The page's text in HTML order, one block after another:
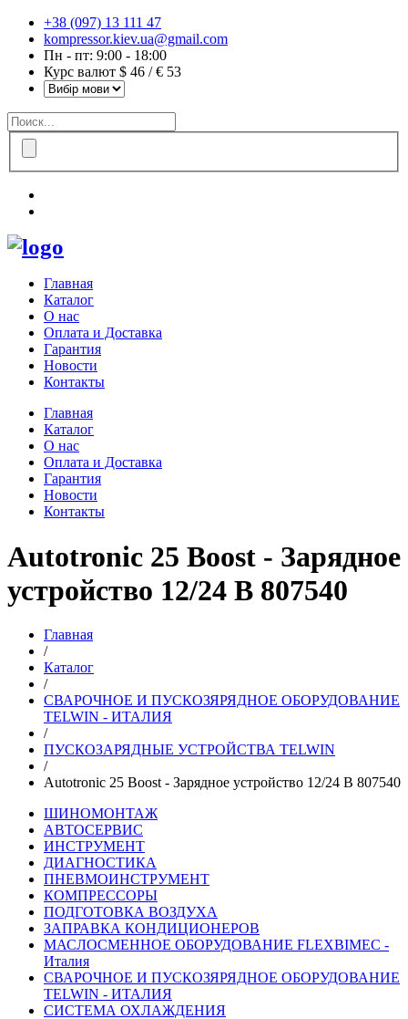
+38 (097) 13 111 47
kompressor.kiev.ua@gmail.com
Пн - пт: 9:00 - 18:00
Курс валют $ 46 / € 53
Главная
Каталог
О нас
Оплата и Доставка
Гарантия
Новости
Контакты
Главная
Каталог
О нас
Оплата и Доставка
Гарантия
Новости
Контакты
Autotronic 25 Boost - Зарядное
устройство 12/24 В 807540
Главная
/
Каталог
/
СВАРОЧНОЕ И ПУСКОЗЯРЯДНОЕ ОБОРУДОВАНИЕ
TELWIN - ИТАЛИЯ
/
ПУСКОЗАРЯДНЫЕ УСТРОЙСТВА TELWIN
/
Autotronic 25 Boost - Зарядное устройство 12/24 В 807540
ШИНОМОНТАЖ
АВТОСЕРВИС
ИНСТРУМЕНТ
ДИАГНОСТИКА
ПНЕВМОИНСТРУМЕНТ
КОМПРЕССОРЫ
ПОДГОТОВКА ВОЗДУХА
ЗАПРАВКА КОНДИЦИОНЕРОВ
МАСЛОСМЕННОЕ ОБОРУДОВАНИЕ FLEXBIMEC -
Италия
СВАРОЧНОЕ И ПУСКОЗЯРЯДНОЕ ОБОРУДОВАНИЕ
TELWIN - ИТАЛИЯ
СИСТЕМА ОХЛАЖДЕНИЯ